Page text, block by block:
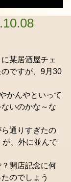
某居酒屋チェ
ですが、9月30
かんやといって
いのかな～な
通りすぎたの
が、外に並んで
開店記念に何
のでしょう